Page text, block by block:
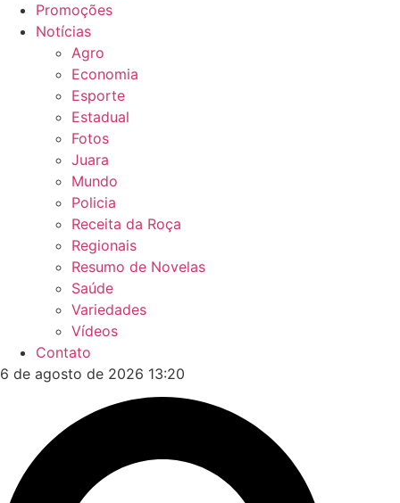
Promoções
Notícias
Agro
Economia
Esporte
Estadual
Fotos
Juara
Mundo
Policia
Receita da Roça
Regionais
Resumo de Novelas
Saúde
Variedades
Vídeos
Contato
6 de agosto de 2026 13:20